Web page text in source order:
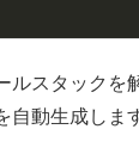
ルスタックを
自動生成しま